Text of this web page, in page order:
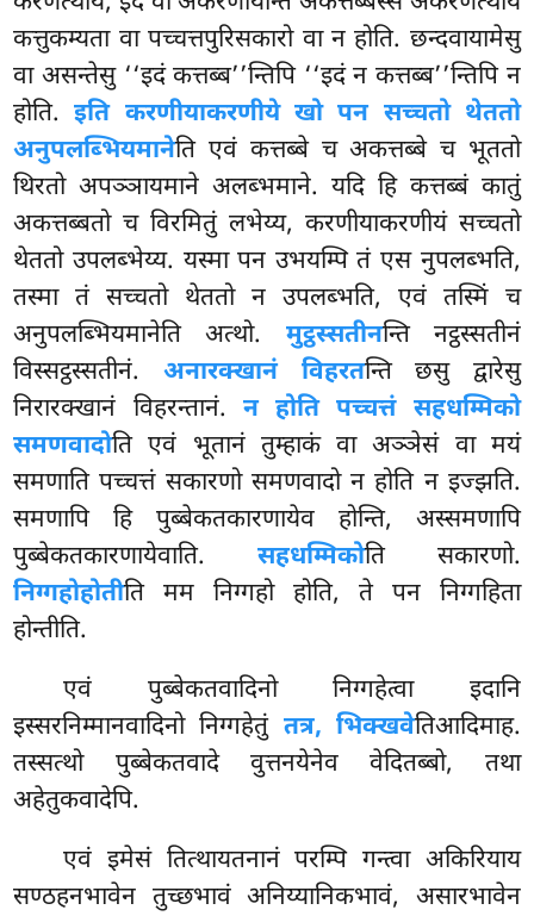
कत्तुकम्यता वा पच्चत्तपुरिसकारो वा न होति. छन्दवायामेसु
वा असन्तेसु ‘‘इदं कत्तब्ब’’न्तिपि ‘‘इदं न कत्तब्ब’’न्तिपि न
होति.इति करणीयाकरणीये खो पन सच्चतो थेततो
अनुपलब्भियमानेति एवं कत्तब्बे च अकत्तब्बे च भूततो
थिरतो अपञ्ञायमाने अलब्भमाने. यदि हि कत्तब्बं कातुं
अकत्तब्बतो च विरमितुं लभेय्य, करणीयाकरणीयं सच्चतो
थेततो उपलब्भेय्य. यस्मा पन उभयम्पि तं एस नुपलब्भति,
तस्मा तं सच्चतो थेततो न उपलब्भति, एवं तस्मिं च
अनुपलब्भियमानेति अत्थो. मुट्ठस्सतीनन्ति नट्ठस्सतीनं
विस्सट्ठस्सतीनं. अनारक्खानं विहरतन्ति छसु द्वारेसु
निरारक्खानं विहरन्तानं. न होति पच्चत्तं सहधम्मिको
समणवादोति एवं भूतानं तुम्हाकं वा अञ्ञेसं वा मयं
समणाति पच्चत्तं सकारणो समणवादो न होति न इज्झति.
समणापि हि पुब्बेकतकारणायेव होन्ति, अस्समणापि
पुब्बेकतकारणायेवाति. सहधम्मिकोति सकारणो.
निग्गहोहोतीति मम निग्गहो होति, ते पन निग्गहिता
होन्तीति.
एवं पुब्बेकतवादिनो निग्गहेत्वा इदानि
इस्सरनिम्मानवादिनो निग्गहेतुं तत्र, भिक्खवेतिआदिमाह.
तस्सत्थो पुब्बेकतवादे वुत्तनयेनेव वेदितब्बो, तथा
अहेतुकवादेपि.
एवं इमेसं तित्थायतनानं परम्पि गन्त्वा अकिरियाय
सण्ठहनभावेन तुच्छभावं अनिय्यानिकभावं, असारभावेन